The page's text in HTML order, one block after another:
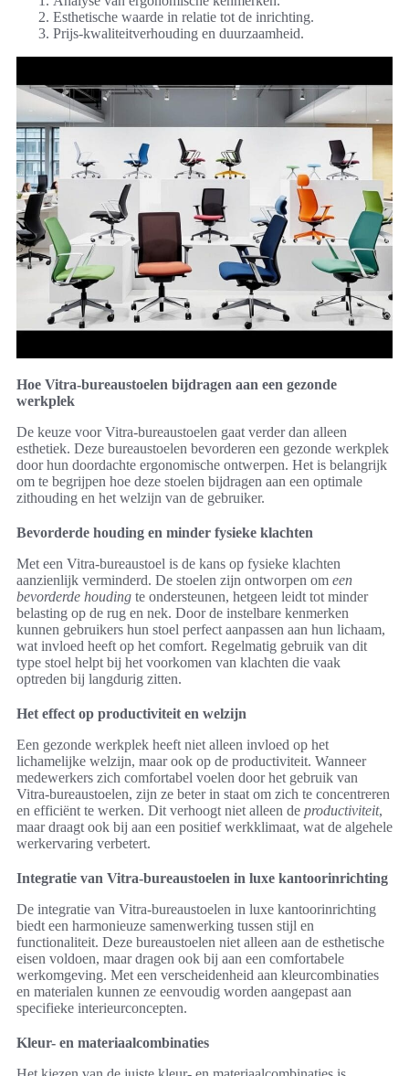
Esthetische waarde in relatie tot de inrichting.
Prijs-kwaliteitverhouding en duurzaamheid.
Hoe Vitra-bureaustoelen bijdragen aan een gezonde
werkplek
De keuze voor Vitra-bureaustoelen gaat verder dan alleen
esthetiek. Deze bureaustoelen bevorderen een gezonde werkplek
door hun doordachte ergonomische ontwerpen. Het is belangrijk
om te begrijpen hoe deze stoelen bijdragen aan een optimale
zithouding en het welzijn van de gebruiker.
Bevorderde houding en minder fysieke klachten
Met een Vitra-bureaustoel is de kans op fysieke klachten
aanzienlijk verminderd. De stoelen zijn ontworpen om een
bevorderde houding te ondersteunen, hetgeen leidt tot minder
belasting op de rug en nek. Door de instelbare kenmerken
kunnen gebruikers hun stoel perfect aanpassen aan hun lichaam,
wat invloed heeft op het comfort. Regelmatig gebruik van dit
type stoel helpt bij het voorkomen van klachten die vaak
optreden bij langdurig zitten.
Het effect op productiviteit en welzijn
Een gezonde werkplek heeft niet alleen invloed op het
lichamelijke welzijn, maar ook op de productiviteit. Wanneer
medewerkers zich comfortabel voelen door het gebruik van
Vitra-bureaustoelen, zijn ze beter in staat om zich te concentreren
en efficiënt te werken. Dit verhoogt niet alleen de productiviteit,
maar draagt ook bij aan een positief werkklimaat, wat de algehele
werkervaring verbetert.
Integratie van Vitra-bureaustoelen in luxe kantoorinrichting
De integratie van Vitra-bureaustoelen in luxe kantoorinrichting
biedt een harmonieuze samenwerking tussen stijl en
functionaliteit. Deze bureaustoelen niet alleen aan de esthetische
eisen voldoen, maar dragen ook bij aan een comfortabele
werkomgeving. Met een verscheidenheid aan kleurcombinaties
en materialen kunnen ze eenvoudig worden aangepast aan
specifieke interieurconcepten.
Kleur- en materiaalcombinaties